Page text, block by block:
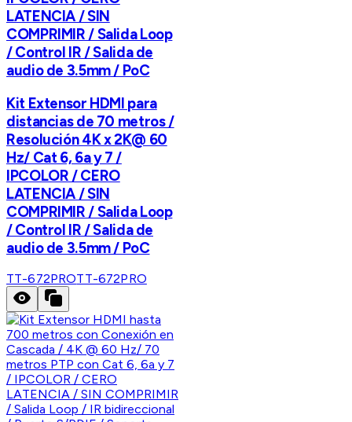
LATENCIA / SIN
COMPRIMIR / Salida Loop
/ Control IR / Salida de
audio de 3.5mm / PoC
Kit Extensor HDMI para
distancias de 70 metros /
Resolución 4K x 2K@ 60
Hz/ Cat 6, 6a y 7 /
IPCOLOR / CERO
LATENCIA / SIN
COMPRIMIR / Salida Loop
/ Control IR / Salida de
audio de 3.5mm / PoC
TT-672PROTT-672PRO